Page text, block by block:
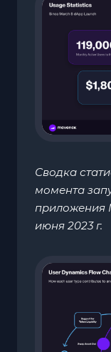
Сводка
момента
приложения
июня 2023 г.